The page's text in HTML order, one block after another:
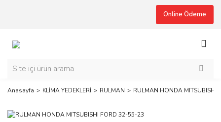
Online Ödeme
Anasayfa KLİMA YEDEKLERİ RULMAN RULMAN HONDA MITSUBISHI